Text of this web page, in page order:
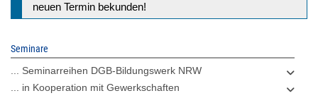
neuen Termin bekunden!
Seminare
... Seminarreihen DGB-Bildungswerk NRW
... in Kooperation mit Gewerkschaften